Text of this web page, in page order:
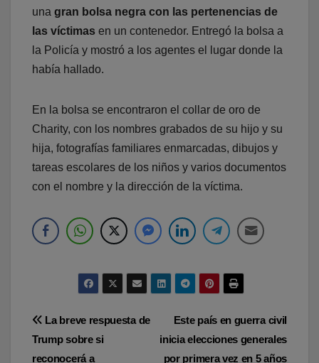
una gran bolsa negra con las pertenencias de
las víctimas en un contenedor. Entregó la bolsa a
la Policía y mostró a los agentes el lugar donde la
había hallado.
En la bolsa se encontraron el collar de oro de
Charity, con los nombres grabados de su hijo y su
hija, fotografías familiares enmarcadas, dibujos y
tareas escolares de los niños y varios documentos
con el nombre y la dirección de la víctima.
Navegación
de
Este país en guerra civil
inicia elecciones generales
por primera vez en 5 años
La breve respuesta de
Trump sobre si
reconocerá a